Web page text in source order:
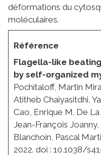
déformations du
moléculaires.
Référence
Flagella-like
by self-organized
Pochitaloff, Martin
Atitheb Chaiyasitdhi,
Cao, Enrique M. De
Jean-François
Blanchoin, Pascal
2022. doi : 10.1038/